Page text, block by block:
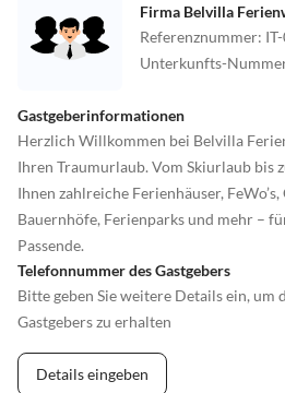
Firma Belvilla
Referenznummer:
Unterkunfts-
Gastgeberinformationen
Herzlich Willkommen bei Belvilla
Ihren Traumurlaub. Vom Skiurlaub bis
Ihnen zahlreiche Ferienhäuser,
Bauernhöfe, Ferienparks und mehr –
Passende.
Telefonnummer des Gastgebers
Bitte geben Sie weitere Details ein, um
Gastgebers zu erhalten
Details eingeben